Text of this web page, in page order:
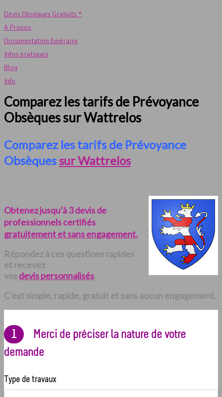
Devis Obsèques Gratuits *
A Propos
Documentation funéraire
Infos pratiques
Blog
Info
Comparez les tarifs de Prévoyance
Obsèques sur Wattrelos
Comparez les tarifs de Prévoyance
Obsèques sur Wattrelos
Obtenez jusqu’à 3 devis de
professionnels certifiés
gratuitement et sans engagement.
Répondez à ces questions rapides
et recevez
vos devis personnalisés.
C’est simple, rapide, gratuit et sans aucun engagement.